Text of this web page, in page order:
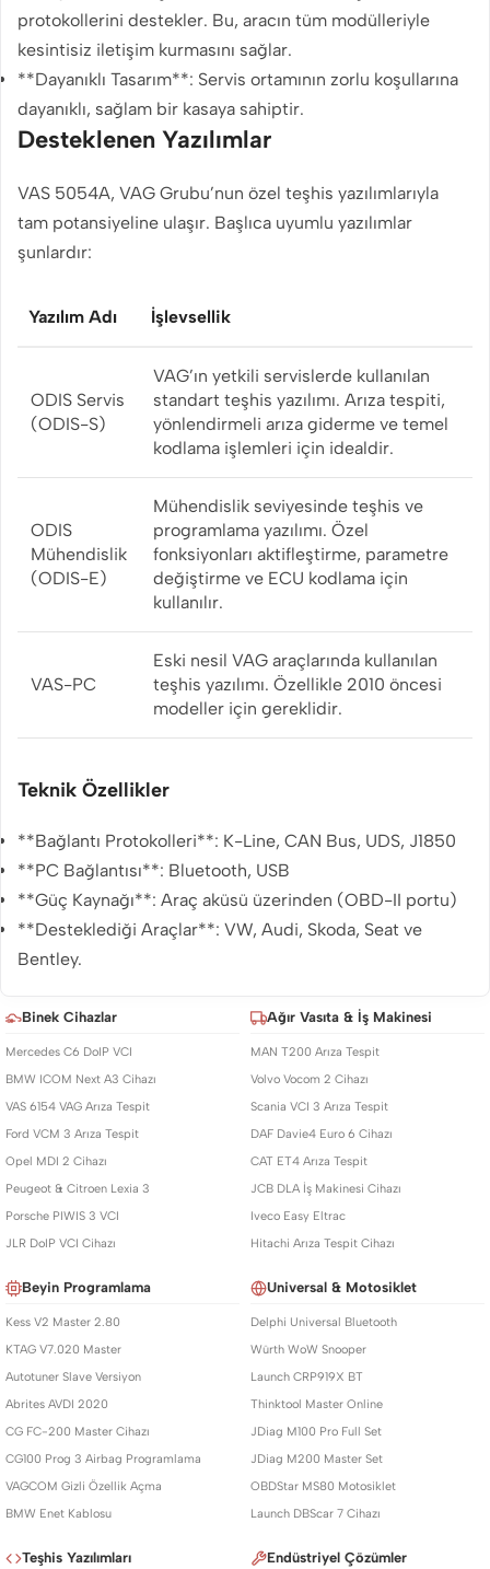
protokollerini destekler. Bu, aracın tüm modülleriyle
kesintisiz iletişim kurmasını sağlar.
**Dayanıklı Tasarım**: Servis ortamının zorlu koşullarına
dayanıklı, sağlam bir kasaya sahiptir.
Desteklenen Yazılımlar
VAS 5054A, VAG Grubu’nun özel teşhis yazılımlarıyla
tam potansiyeline ulaşır. Başlıca uyumlu yazılımlar
şunlardır:
Yazılım Adı İşlevsellik
ODIS Servis
(ODIS-S)
VAG’ın yetkili servislerde kullanılan
standart teşhis yazılımı. Arıza tespiti,
yönlendirmeli arıza giderme ve temel
kodlama işlemleri için idealdir.
ODIS
Mühendislik
(ODIS-E)
Mühendislik seviyesinde teşhis ve
programlama yazılımı. Özel
fonksiyonları aktifleştirme, parametre
değiştirme ve ECU kodlama için
kullanılır.
VAS-PC
Eski nesil VAG araçlarında kullanılan
teşhis yazılımı. Özellikle 2010 öncesi
modeller için gereklidir.
Teknik Özellikler
**Bağlantı Protokolleri**: K-Line, CAN Bus, UDS, J1850
**PC Bağlantısı**: Bluetooth, USB
**Güç Kaynağı**: Araç aküsü üzerinden (OBD-II portu)
**Desteklediği Araçlar**: VW, Audi, Skoda, Seat ve
Bentley.
Binek Cihazlar
Mercedes C6 DoIP VCI
BMW ICOM Next A3 Cihazı
VAS 6154 VAG Arıza Tespit
Ford VCM 3 Arıza Tespit
Opel MDI 2 Cihazı
Peugeot & Citroen Lexia 3
Porsche PIWIS 3 VCI
JLR DoIP VCI Cihazı
Ağır Vasıta & İş Makinesi
MAN T200 Arıza Tespit
Volvo Vocom 2 Cihazı
Scania VCI 3 Arıza Tespit
DAF Davie4 Euro 6 Cihazı
CAT ET4 Arıza Tespit
JCB DLA İş Makinesi Cihazı
Iveco Easy Eltrac
Hitachi Arıza Tespit Cihazı
Beyin Programlama
Kess V2 Master 2.80
KTAG V7.020 Master
Autotuner Slave Versiyon
Abrites AVDI 2020
CG FC-200 Master Cihazı
CG100 Prog 3 Airbag Programlama
VAGCOM Gizli Özellik Açma
BMW Enet Kablosu
Universal & Motosiklet
Delphi Universal Bluetooth
Würth WoW Snooper
Launch CRP919X BT
Thinktool Master Online
JDiag M100 Pro Full Set
JDiag M200 Master Set
OBDStar MS80 Motosiklet
Launch DBScar 7 Cihazı
Teşhis Yazılımları Endüstriyel Çözümler